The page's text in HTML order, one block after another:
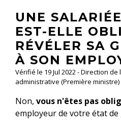
UNE
EST-ELLE
RÉVÉLER SA
À SON
Vérifié le 19 Jul 2022 - Direction
administrative (Première ministre)
Non, vous n'êtes pas
employeur de votre état de